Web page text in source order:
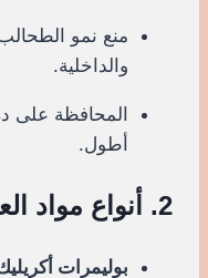
منع نمو
والداخلية.
المحافظة على
أطول.
2. أنواع مواد العزل
بوليمرات